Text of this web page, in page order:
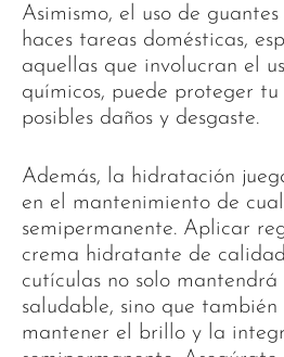
Asimismo, el uso de
haces tareas domésticas,
aquellas que involucran el
químicos, puede proteger
posibles daños y desgaste.
Además, la hidratación
en el mantenimiento de
semipermanente. Aplicar
crema hidratante de
cutículas no solo
saludable, sino que
mantener el brillo y la